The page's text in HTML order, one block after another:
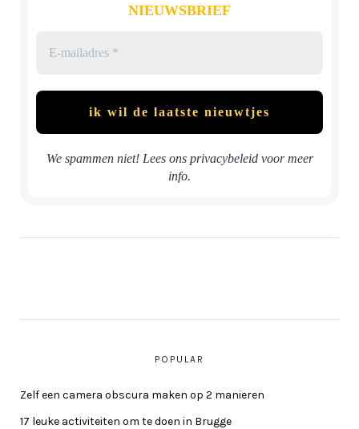
NIEUWSBRIEF
We spammen niet! Lees ons privacybeleidvoor meer
info.
POPULAR
Zelf een camera obscura maken op 2 manieren
17 leuke activiteiten om te doen in Brugge